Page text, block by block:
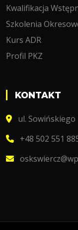
Kwalifikacja
Szkolenia
Kurs ADR
Profil PKZ
KONTAKT
ul. Sowińskiego
+48 502 551